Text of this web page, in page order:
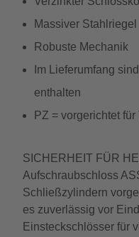
Massiver Stahlriegel
Robuste Mechanik
Im Lieferumfang
enthalten
PZ = vorgerichtet
SICHERHEIT FÜR
Aufschraubschloss
Schließzylindern
es zuverlässig vor
Einsteckschlösser für